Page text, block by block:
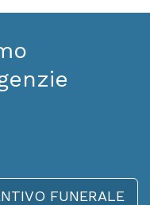
FUNERALE